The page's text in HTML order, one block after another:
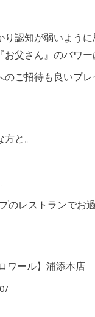
り認知が弱いように
父さん』のバワー
のご招待も良いプ
と。
のレストランでお
ワール】浦添本店